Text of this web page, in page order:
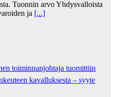
Tuonnin arvo Yhdysvalloista
ja [...]
toiminnanjohtaja tuo­mit­tiin
ka­val­luk­ses­ta – syyte